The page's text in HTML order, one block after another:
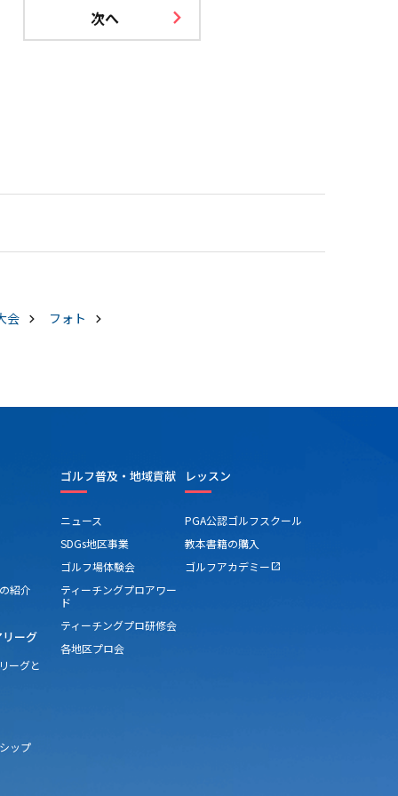
次へ
会 フォト
紹介
リーグ
ーグと
ップ
ゴルフ普及・地域貢献
ニュース
SDGs地区事業
ゴルフ場体験会
ティーチングプロアワー
ド
ティーチングプロ研修会
各地区プロ会
レッスン
PGA公認ゴルフスクール
教本書籍の購入
ゴルフアカデミー open_in_new